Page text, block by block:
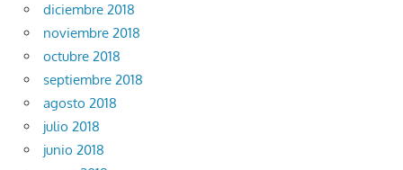
diciembre 2018
noviembre 2018
octubre 2018
septiembre 2018
agosto 2018
julio 2018
junio 2018